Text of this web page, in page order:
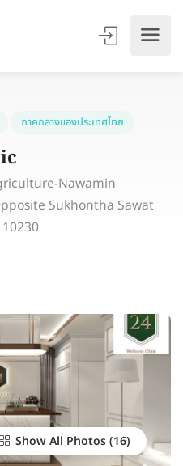
Nawamin
Sukhontha Sawat
10230
Show All Photos